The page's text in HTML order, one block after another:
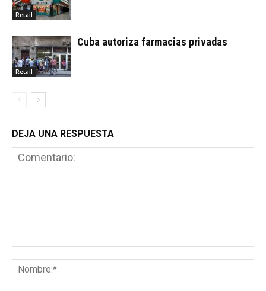
Retail
Retail
Cuba autoriza farmacias privadas
DEJA UNA RESPUESTA